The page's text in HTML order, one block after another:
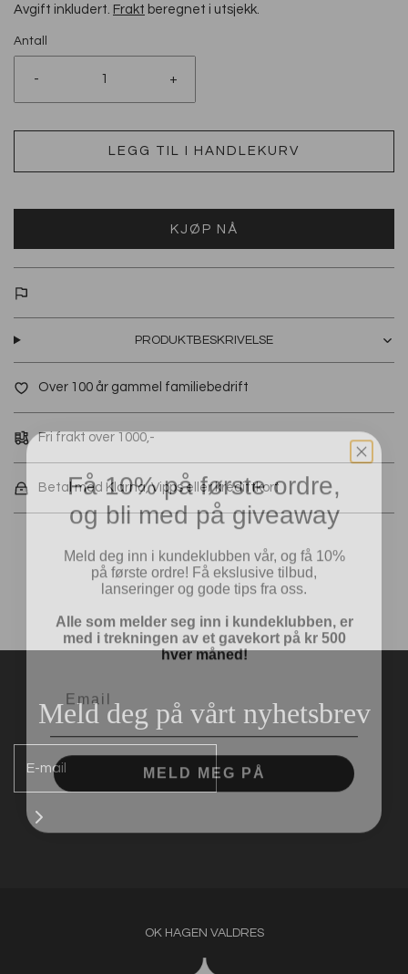
Avgift inkludert. Frakt beregnet i utsjekk.
Antall
- +
LEGG TIL I HANDLEKURV
KJØP NÅ
PRODUKTBESKRIVELSE
Over 100 år gammel familiebedrift
Fri frakt over 1000,-
Betal med Klarna, Vipps eller kredittkort
Meld deg på vårt nyhetsbrev
OK HAGEN VALDRES
Få 10% på første ordre,
og bli med på giveaway
på første ordre! Få ekslusive tilbud,
lanseringer og gode tips fra oss.
med i trekningen av et gavekort på kr 500
hver måned!
MELD MEG PÅ